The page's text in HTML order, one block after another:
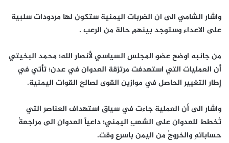
واشار الشامي الى ان الضربات اليمنية ستكون لها مردودات سلبية
على الاعداء وستوجد بينهم حالة من الرعب .
من جانبه اوضح عضو المجلسِ السياسي لأنصار الله؛ محمد البخيتي
أن العمليات التي استهدفت مرتزقة العدوان في عدن؛ تأتي في
إطار التغيير الحاصل في موازين القوى لصالح القوات اليمنية.
واشار الى أن العملية جاءت في سياق استهداف العناصر التي
تُخطط للعدوان على الشعبِ اليمني؛ داعياً العدوانِ الى مراجعةُ
حساباتهِ والخروجُ من اليمن باسرعِ وقت.